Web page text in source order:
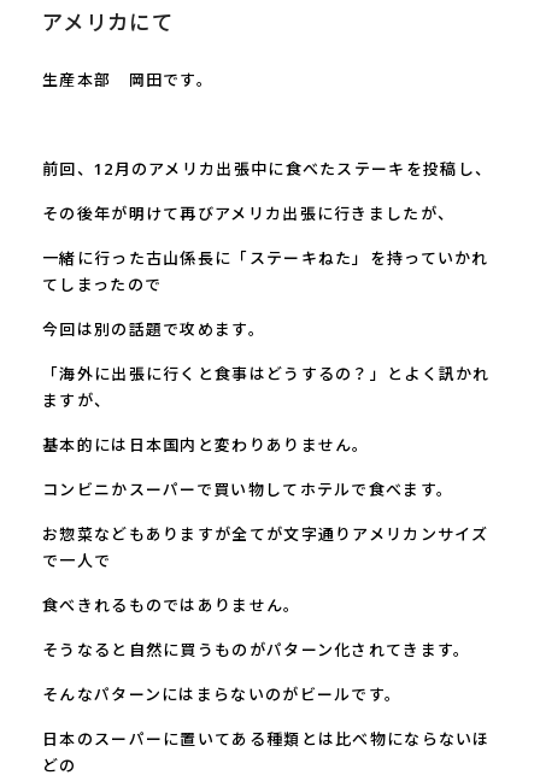
アメリカにて
生産本部 岡田です。
前回、 12月のアメリカ出張中に食べたステーキを投稿し、
その後年が明けて再びアメリカ出張に行きましたが、
一緒に行った古山係長に「ステーキねた」を持っていかれ
てしまったので
今回は別の話題で攻めます。
「海外に出張に行くと食事はどうするの？」とよく訊かれ
ますが、
基本的には日本国内と変わりありません。
コンビニかスーパーで買い物してホテルで食べます。
お惣菜などもありますが全てが文字通りアメリカンサイズ
で一人で
食べきれるものではありません。
そうなると自然に買うものがパターン化されてきます。
そんなパターンにはまらないのがビールです。
日本のスーパーに置いてある種類とは比べ物にならないほ
どの